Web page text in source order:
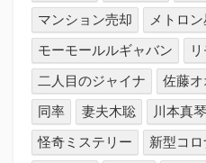
マンション売却
メトロン
モーモールルギャバン
二人目のジャイナ
佐藤オ
同率
妻夫木聡 川本真琴
怪奇ミステリー
新型コ